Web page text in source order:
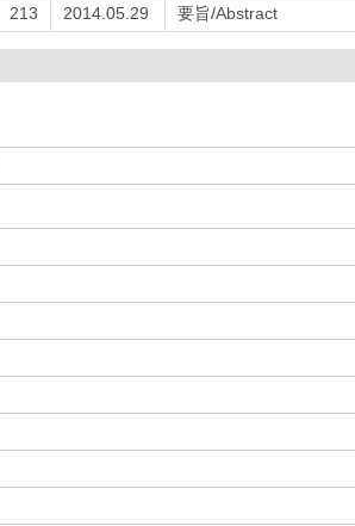
213 2014.05.29 要旨/Abstract